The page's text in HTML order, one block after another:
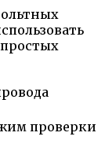
проверки